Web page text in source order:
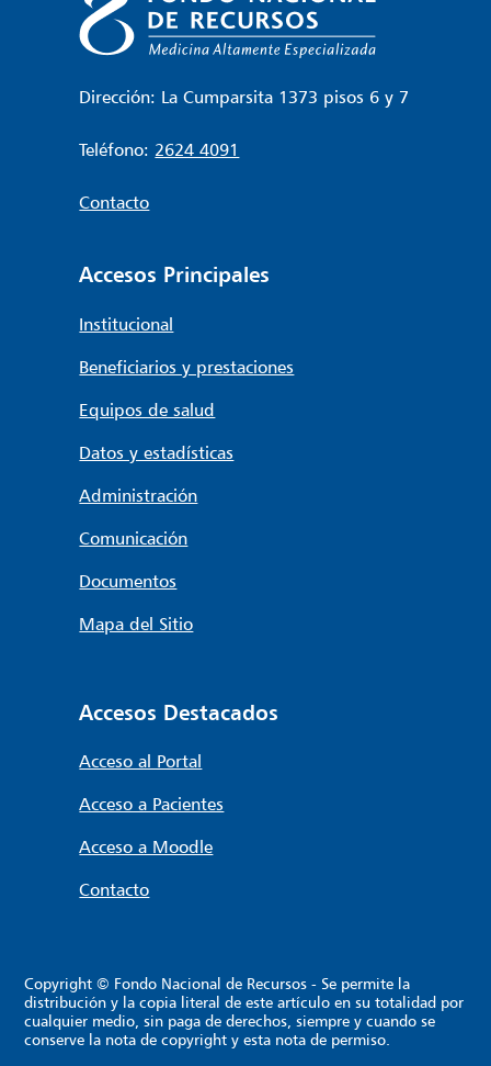
Dirección: La Cumparsita 1373 pisos 6 y 7
Teléfono: 2624 4091
Contacto
Accesos Principales
Institucional
Beneficiarios y prestaciones
Equipos de salud
Datos y estadísticas
Administración
Comunicación
Documentos
Mapa del Sitio
Accesos Destacados
Acceso al Portal
Acceso a Pacientes
Acceso a Moodle
Contacto
Copyright © Fondo Nacional de Recursos - Se permite la
distribución y la copia literal de este artículo en su totalidad por
cualquier medio, sin paga de derechos, siempre y cuando se
conserve la nota de copyright y esta nota de permiso.